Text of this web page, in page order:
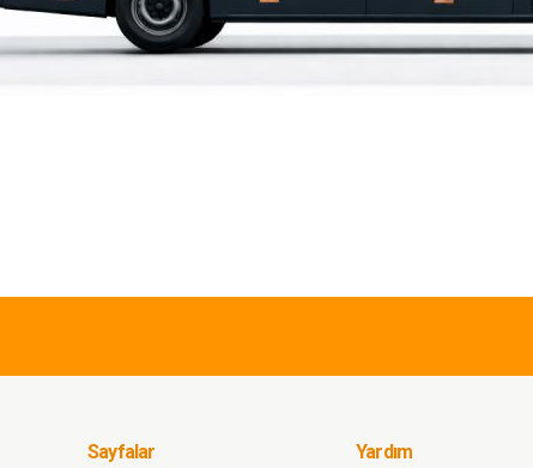
Sayfalar Yardım